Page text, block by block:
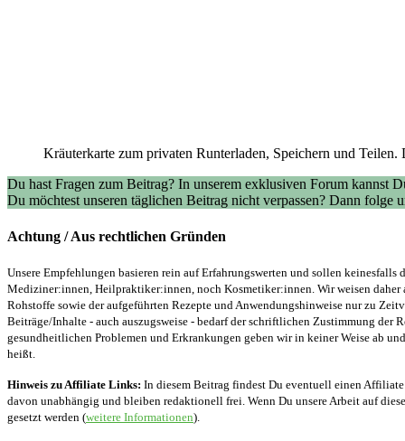
Kräuterkarte zum privaten Runterladen, Speichern und
Du hast Fragen zum Beitrag? In unserem exklusiven Forum kannst
Du möchtest unseren täglichen Beitrag nicht verpassen? Dann folge
Achtung / Aus rechtlichen Gründen
Unsere Empfehlungen basieren rein auf Erfahrungswerten und sollen
Mediziner:innen, Heilpraktiker:innen, noch Kosmetiker:innen. Wir weisen daher
Rohstoffe sowie der aufgeführten Rezepte und Anwendungshinweise nur zu
Beiträge/Inhalte - auch auszugsweise - bedarf der schriftlichen Zustimmung
gesundheitlichen Problemen und Erkrankungen geben wir in keiner Weise ab
heißt.
Hinweis zu Affiliate Links: In diesem Beitrag findest Du eventuell einen
davon unabhängig und bleiben redaktionell frei. Wenn Du unsere Arbeit auf
gesetzt werden (weitere Informationen).